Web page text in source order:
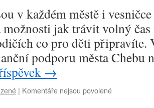
v každém městě i
jak trávit volný
co pro děti připravíte.
podporu města
→
| Komentáře nejsou povolenéu